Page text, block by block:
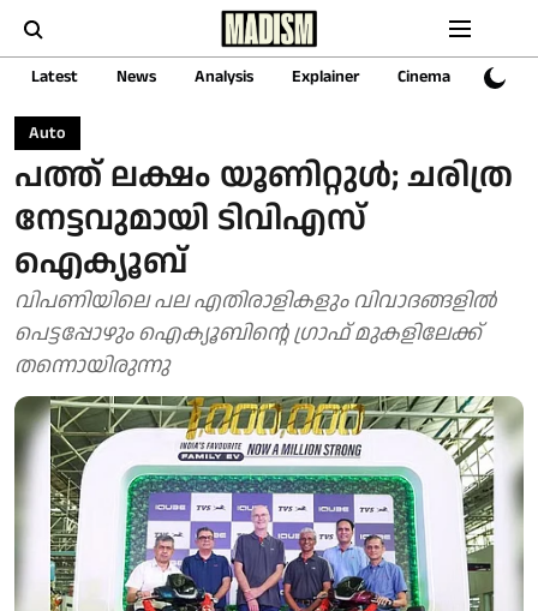
Latest News Analysis Explainer Cinema Sports
Auto
പത്ത് ലക്ഷം യൂണിറ്റുള്‍; ചരിത്ര
നേട്ടവുമായി ടിവിഎസ്
ഐക്യൂബ്
വിപണിയിലെ പല എതിരാളികളും വിവാദങ്ങളിൽ
പെട്ടപ്പോഴും ഐക്യൂബിന്റെ ​ഗ്രാഫ് മുകളിലേക്ക്
തന്നൊയിരുന്നു